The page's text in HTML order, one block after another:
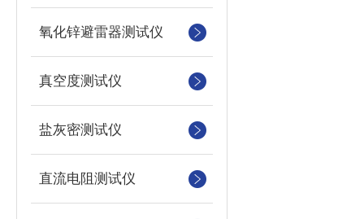
氧化锌避雷器测试仪
真空度测试仪
盐灰密测试仪
直流电阻测试仪